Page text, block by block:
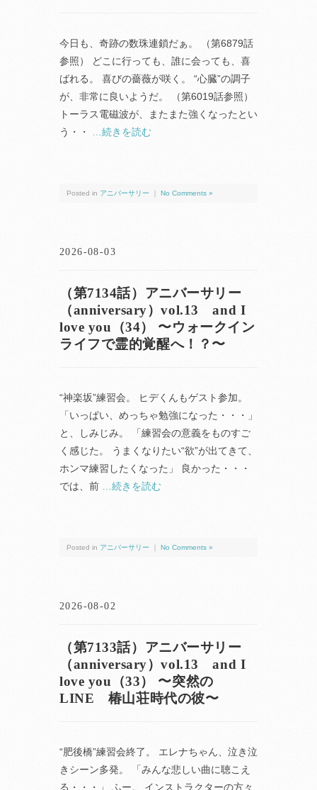
今日も、奇跡の数珠連鎖だぁ。 （第6879話
参照） どこに行っても、誰に会っても、喜
ばれる。 喜びの薔薇が咲く。 “心臓”の調子
が、非常に良いようだ。 （第6019話参照）
トーラス電磁波が、またまた強くなったとい
う・・
…続きを読む
Posted in アニバーサリー No Comments »
2026-08-03
（第7134話）アニバーサリー
（anniversary）vol.13 and I
love you（34） 〜ウォークイン
ライフで霊的覚醒へ！？〜
“神楽坂”練習会。 ヒデくんもゲスト参加。
「いっぱい、めっちゃ勉強になった・・・」
と、しみじみ。 「練習会の意義をものすご
く感じた。 うまくなりたい“欲”が出てきて、
ホンマ練習したくなった」 良かった・・・
では、前 …続きを読む
Posted in アニバーサリー No Comments »
2026-08-02
（第7133話）アニバーサリー
（anniversary）vol.13 and I
love you（33） 〜突然の
LINE 椿山荘時代の彼〜
“肥後橋”練習会終了。 エレナちゃん、泣き泣
きシーン多発。 「みんな悲しい曲に聴こえ
る・・・」 ふー。 インストラクターの方々